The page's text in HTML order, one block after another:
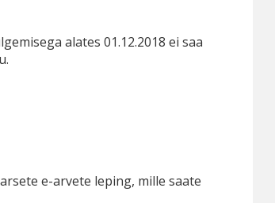
alates 01.12.2018 ei saa
e-arvete leping, mille saate